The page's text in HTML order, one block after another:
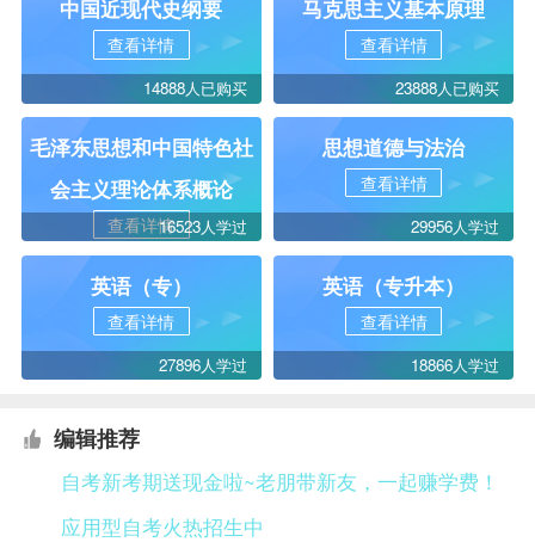
中国近现代史纲要
查看详情
14888人已购买
马克思主义基本原理
查看详情
23888人已购买
毛泽东思想和中国特色社
会主义理论体系概论
查看详情16523人学过
思想道德与法治
查看详情
29956人学过
英语（专）
查看详情
27896人学过
英语（专升本）
查看详情
18866人学过
编辑推荐
自考新考期送现金啦~老朋带新友，一起赚学费！
应用型自考火热招生中